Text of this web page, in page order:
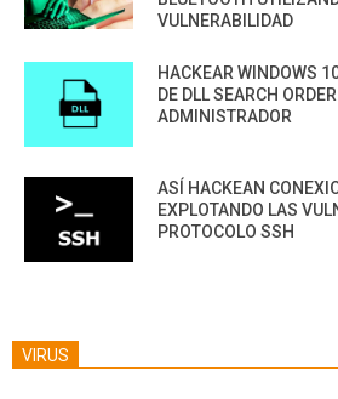
VULNERABILIDAD
HACKEAR WINDOWS
DE DLL SEARCH
ADMINISTRADOR
ASÍ HACKEAN
EXPLOTANDO LAS
PROTOCOLO SSH
VIRUS